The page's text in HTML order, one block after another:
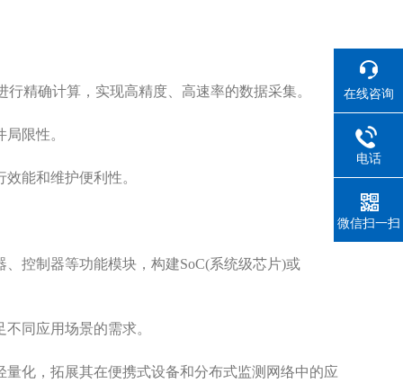
精确计算，实现高精度、高速率的数据采集。
限性。
能和维护便利性。
控制器等功能模块，构建SoC(系统级芯片)或
同应用场景的需求。
化，拓展其在便携式设备和分布式监测网络中的应
在线咨询
电话
微信扫一扫